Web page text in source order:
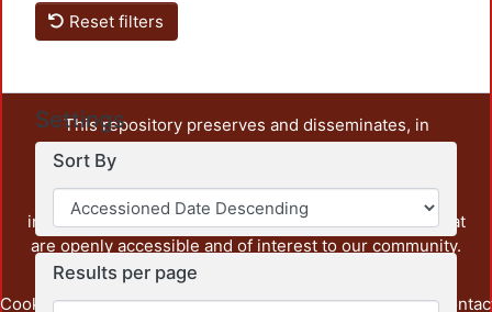
Reset filters
Settings
Sort By
Results per page
This repository preserves and disseminates, in
unrestricted open access, the teaching and research
output of UAM Azcapotzalco. It also includes some
administrative and graphic documents from the
institution, as well as content from other institutions that
are openly accessible and of interest to our community.
Cookie Privacy End User Send